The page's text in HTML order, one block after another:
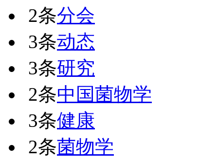
2条分会
3条动态
3条研究
2条中国菌物学
3条健康
2条菌物学